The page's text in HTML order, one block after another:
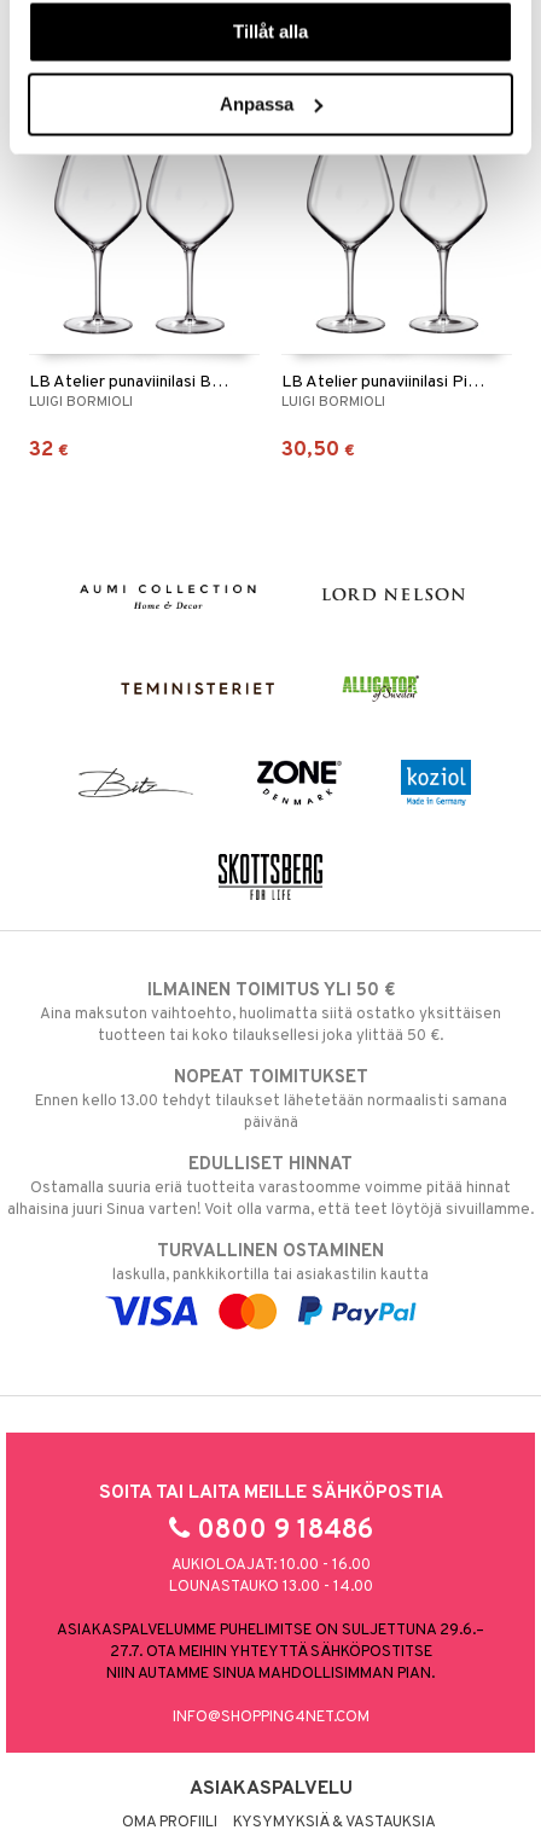
våra cookies vid fortsatt användande av vår webbplats.
Tillåt alla
Anpassa
LB Atelier punaviinilasi Barolo/Shiraz 2-pack
LUIGI BORMIOLI
32 €
LB Atelier punaviinilasi Pinot Noir/Rioja 2-pack
LUIGI BORMIOLI
30,50 €
ILMAINEN TOIMITUS YLI 50 €
Aina maksuton vaihtoehto, huolimatta siitä ostatko yksittäisen
tuotteen tai koko tilauksellesi joka ylittää 50 €.
NOPEAT TOIMITUKSET
Ennen kello 13.00 tehdyt tilaukset lähetetään normaalisti samana
päivänä
EDULLISET HINNAT
Ostamalla suuria eriä tuotteita varastoomme voimme pitää hinnat
alhaisina juuri Sinua varten! Voit olla varma, että teet löytöjä sivuillamme.
TURVALLINEN OSTAMINEN
laskulla, pankkikortilla tai asiakastilin kautta
SOITA TAI LAITA MEILLE SÄHKÖPOSTIA
0800 9 18486
AUKIOLOAJAT: 10.00 - 16.00
LOUNASTAUKO 13.00 - 14.00
ASIAKASPALVELUMME PUHELIMITSE ON SULJETTUNA 29.6.–
27.7. OTA MEIHIN YHTEYTTÄ SÄHKÖPOSTITSE
NIIN AUTAMME SINUA MAHDOLLISIMMAN PIAN.
INFO@SHOPPING4NET.COM
ASIAKASPALVELU
OMA PROFIILI KYSYMYKSIÄ & VASTAUKSIA